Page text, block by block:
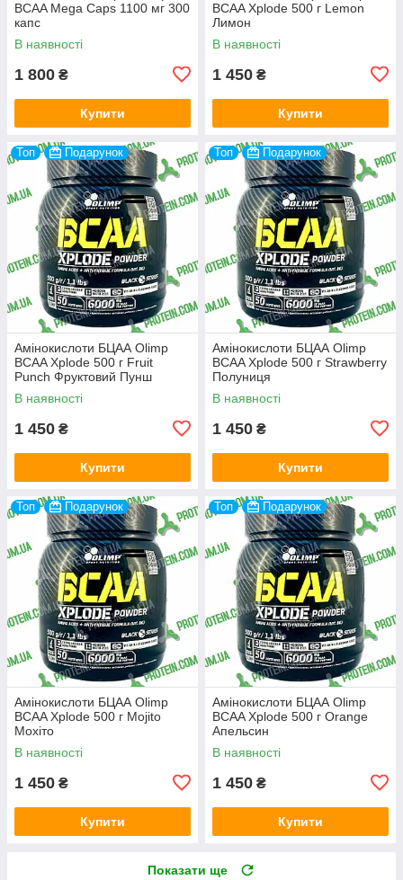
BCAA Mega Caps 1100 мг 300
капс
В наявності
1 800 ₴
Купити
BCAA Xplode 500 г Lemon
Лимон
В наявності
1 450 ₴
Купити
Топ Подарунок
Амінокислоти БЦАА Olimp
BCAA Xplode 500 г Fruit
Punch Фруктовий Пунш
В наявності
1 450 ₴
Купити
Топ Подарунок
Амінокислоти БЦАА Olimp
BCAA Xplode 500 г Strawberry
Полуниця
В наявності
1 450 ₴
Купити
Топ Подарунок
Амінокислоти БЦАА Olimp
BCAA Xplode 500 г Mojito
Мохіто
В наявності
1 450 ₴
Купити
Топ Подарунок
Амінокислоти БЦАА Olimp
BCAA Xplode 500 г Orange
Апельсин
В наявності
1 450 ₴
Купити
Показати ще